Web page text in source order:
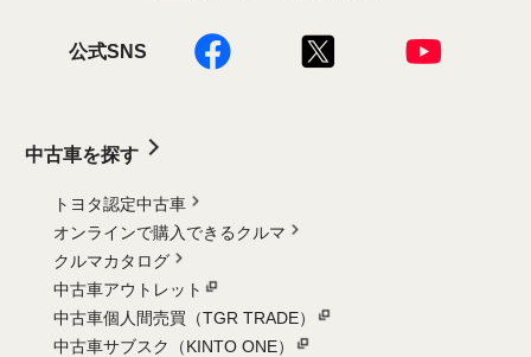
公式SNS
中古車を探す
トヨタ認定中古車
オンラインで購入できるクルマ
クルマカタログ
中古車アウトレット
中古車個人間売買（TGR TRADE）
中古車サブスク（KINTO ONE）